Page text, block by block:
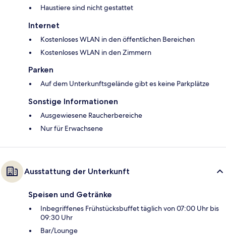
Haustiere sind nicht gestattet
Internet
Kostenloses WLAN in den öffentlichen Bereichen
Kostenloses WLAN in den Zimmern
Parken
Auf dem Unterkunftsgelände gibt es keine Parkplätze
Sonstige Informationen
Ausgewiesene Raucherbereiche
Nur für Erwachsene
Ausstattung der Unterkunft
Speisen und Getränke
Inbegriffenes Frühstücksbuffet täglich von 07:00 Uhr bis
09:30 Uhr
Bar/Lounge